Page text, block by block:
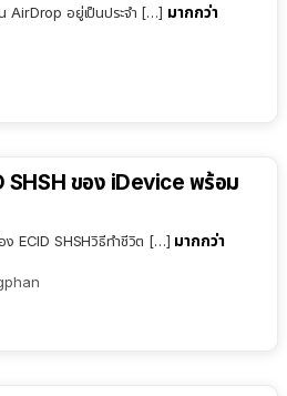
AirDrop อยู่เป็นประจำ […] มากกว่า
SHSH ของ iDevice พร้อม
ง ECID SHSHวิธีทำชีวิต […] มากกว่า